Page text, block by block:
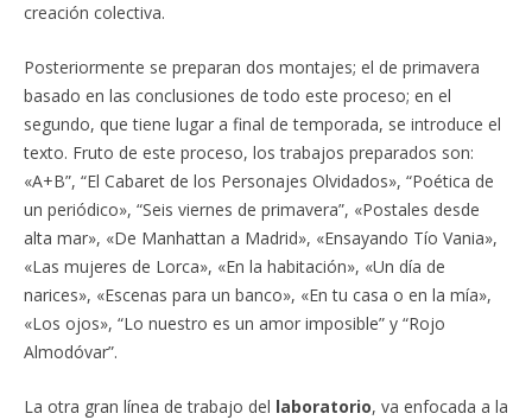
creación colectiva.
Posteriormente se preparan dos montajes; el de primavera
basado en las conclusiones de todo este proceso; en el
segundo, que tiene lugar a final de temporada, se introduce el
texto. Fruto de este proceso, los trabajos preparados son:
«A+B”, “El Cabaret de los Personajes Olvidados», “Poética de
un periódico», “Seis viernes de primavera”, «Postales desde
alta mar», «De Manhattan a Madrid», «Ensayando Tío Vania»,
«Las mujeres de Lorca», «En la habitación», «Un día de
narices», «Escenas para un banco», «En tu casa o en la mía»,
«Los ojos», “Lo nuestro es un amor imposible” y “Rojo
Almodóvar”.
La otra gran línea de trabajo del laboratorio, va enfocada a la